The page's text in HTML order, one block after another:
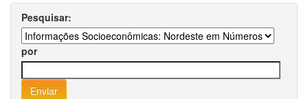
Pesquisar:
por